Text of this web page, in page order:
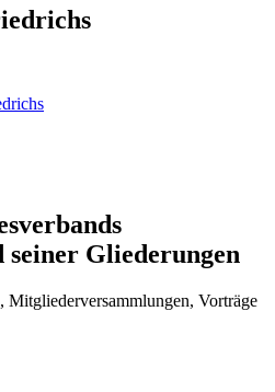
seiner Gliederungen
Mitgliederversammlungen, Vorträge